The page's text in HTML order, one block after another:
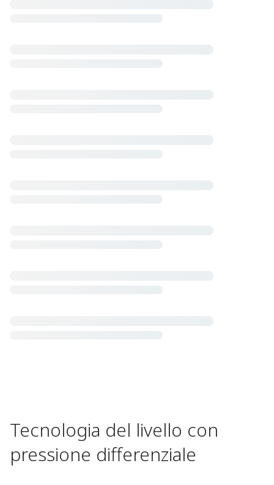
Tecnologia del livello con
pressione differenziale​